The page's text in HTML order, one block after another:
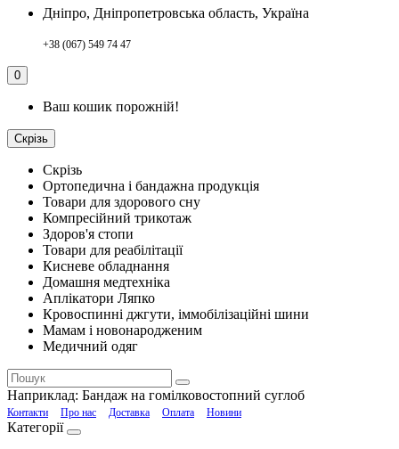
Дніпро, Дніпропетровська область, Україна
+38 (067) 549 74 47
0
Ваш кошик порожній!
Скрізь
Скрізь
Ортопедична і бандажна продукція
Товари для здорового сну
Компресійний трикотаж
Здоров'я стопи
Товари для реабілітації
Кисневе обладнання
Домашня медтехніка
Аплікатори Ляпко
Кровоспинні джгути, іммобілізаційні шини
Мамам і новонародженим
Медичний одяг
Наприклад: Бандаж на гомілковостопний суглоб
Контакти Про нас Доставка Оплата Новини
Категорії